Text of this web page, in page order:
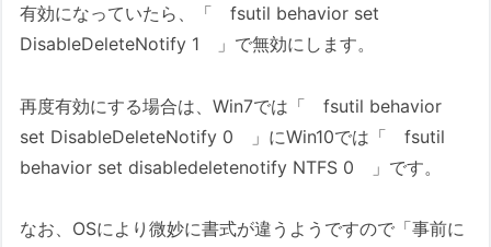
有効になっていたら、「 fsutil behavior set
DisableDeleteNotify 1 」で無効にします。
再度有効にする場合は、Win7では「 fsutil behavior
set DisableDeleteNotify 0 」にWin10では「 fsutil
behavior set disabledeletenotify NTFS 0 」です。
なお、OSにより微妙に書式が違うようですので「事前に